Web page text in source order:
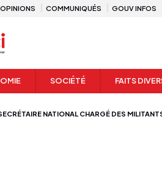
OPINIONS COMMUNIQUÉS GOUV INFOS
SOCIÉTÉ FAITS
NATIONAL CHARGÉ DES